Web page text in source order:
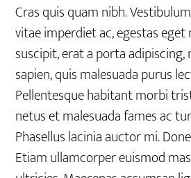
Cras quis quam nibh.
vitae imperdiet ac, egestas eget
suscipit, erat a porta
sapien, quis malesuada purus
Pellentesque habitant morbi
netus et malesuada fames ac
Phasellus lacinia auctor mi.
Etiam ullamcorper euismod